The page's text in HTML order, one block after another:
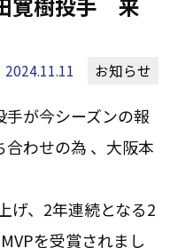
2024.11.11 お知らせ
が今シーズンの報
わせの為 、大阪本
げ、2年連続となる2
を受賞されまし